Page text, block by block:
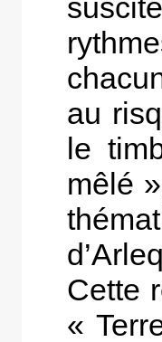
au
le
mêlé
Cette
«